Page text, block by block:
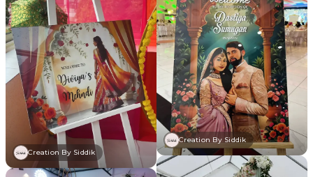
Creation By Siddik
Creation By Siddik